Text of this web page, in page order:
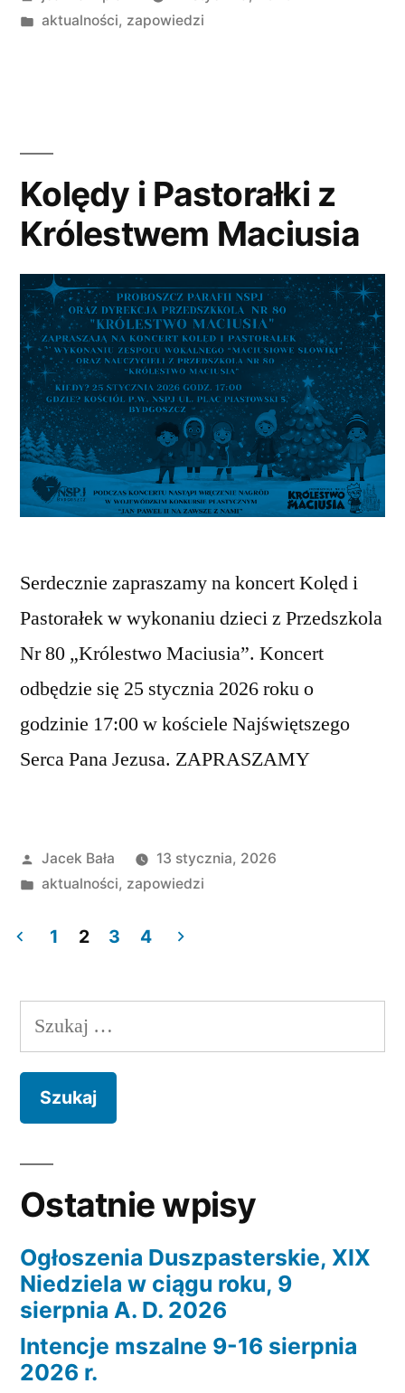
przez
Opublikowano
aktualności, zapowiedzi
Kolędy i Pastorałki z
Królestwem Maciusia
Serdecznie zapraszamy na koncert Kolęd i
Pastorałek w wykonaniu dzieci z Przedszkola
Nr 80 „Królestwo Maciusia”. Koncert
odbędzie się 25 stycznia 2026 roku o
godzinie 17:00 w kościele Najświętszego
Serca Pana Jezusa. ZAPRASZAMY
Opublikowane
przez
Jacek Bała
13 stycznia, 2026
Opublikowano
aktualności, zapowiedzi
wpisów
1 2 3 4
Szukaj:
Ostatnie wpisy
Ogłoszenia Duszpasterskie, XIX
Niedziela w ciągu roku, 9
sierpnia A. D. 2026
Intencje mszalne 9-16 sierpnia
2026 r.